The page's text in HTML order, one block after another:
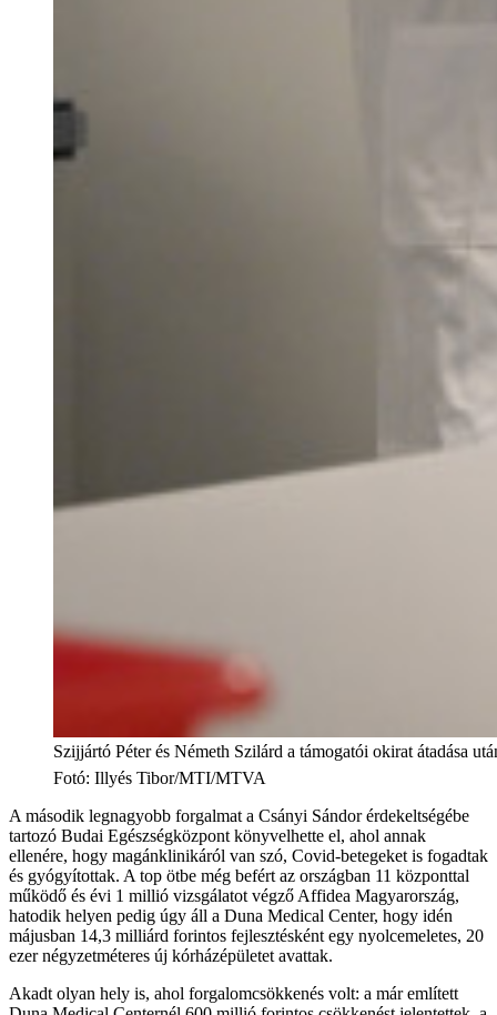
Szijjártó Péter és Németh Szilárd a támogatói okirat átadása
Fotó: Illyés Tibor/MTI/MTVA
A második legnagyobb forgalmat a Csányi Sándor érdekeltségébe
tartozó Budai Egészségközpont könyvelhette el, ahol annak
ellenére, hogy magánklinikáról van szó, Covid-betegeket is fogadtak
és gyógyítottak. A top ötbe még befért az országban 11 központtal
működő és évi 1 millió vizsgálatot végző Affidea Magyarország,
hatodik helyen pedig úgy áll a Duna Medical Center, hogy idén
májusban 14,3 milliárd forintos fejlesztésként egy nyolcemeletes, 20
ezer négyzetméteres új kórházépületet avattak.
Akadt olyan hely is, ahol forgalomcsökkenés volt: a már említett